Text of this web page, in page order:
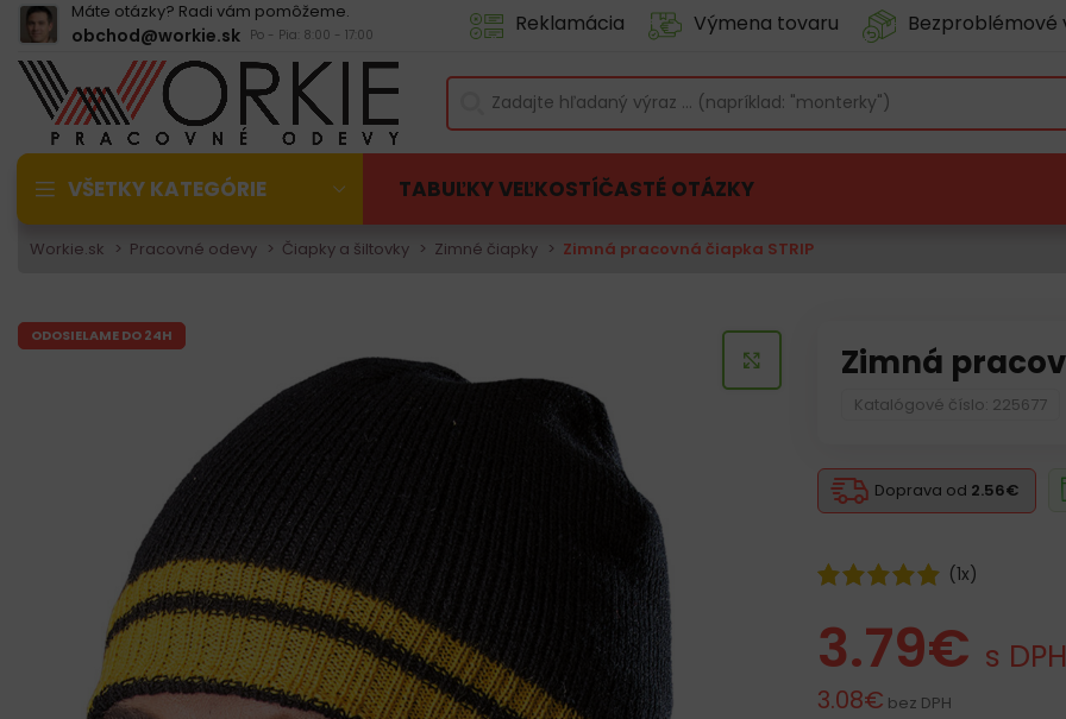
Máte otázky? Radi vám pomôžeme.
obchod@workie.sk Po - Pia: 8:00 - 17:00 Reklamácia Výmena tovaru Bezproblémové
VŠETKY KATEGÓRIE TABUĽKY VEĽKOSTÍČASTÉ OTÁZKY
Workie.sk Pracovné odevy Čiapky a šiltovky Zimné čiapky Zimná pracovná čiapka STRIP
ODOSIELAME DO 24H
KLIKNITE PRE ZVÄČŠENIE
Zimná
Katalógové číslo: 225677
Doprava od 2.56€
(1x)
3.79€ s DPH
3.08€ bez DPH